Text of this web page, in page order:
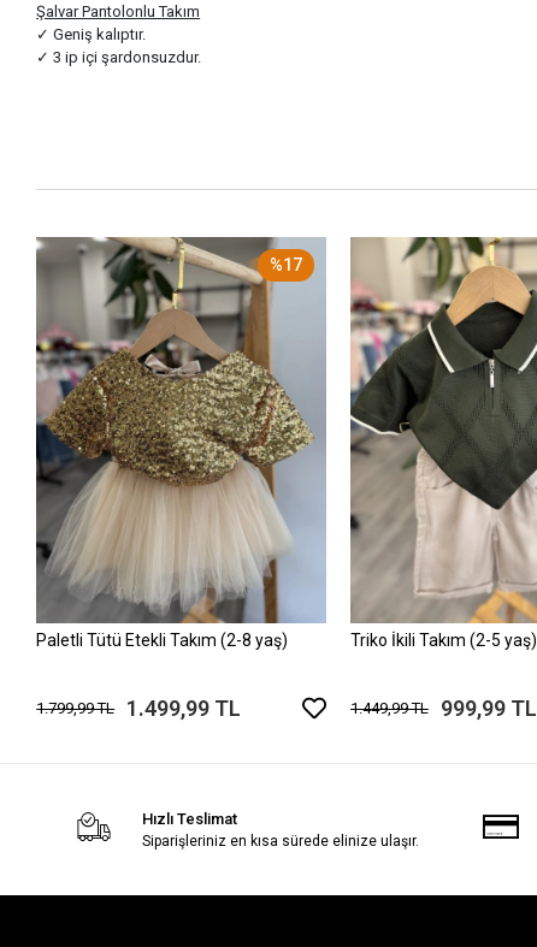
Şalvar Pantolonlu Takım
✓ Geniş kalıptır.
✓ 3 ip içi şardonsuzdur.
%17
Paletli Tütü Etekli Takım (2-8 yaş)
1.799,99 TL 1.499,99 TL
Triko İkili Takım (2-5 yaş)
1.449,99 TL 999,99 TL
Hızlı Teslimat
Siparişleriniz en kısa sürede elinize ulaşır.